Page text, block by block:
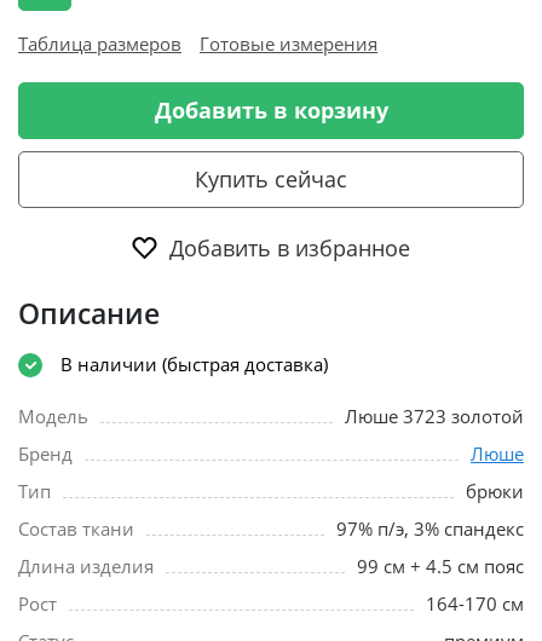
Таблица размеров Готовые измерения
Добавить в корзину
Купить сейчас
Добавить в избранное
Описание
В наличии (быстрая доставка)
Модель
Люше 3723 золотой
Бренд
Люше
Тип
брюки
Состав ткани
97% п/э, 3% спандекс
Длина изделия
99 см + 4.5 см пояс
Рост
164-170 см